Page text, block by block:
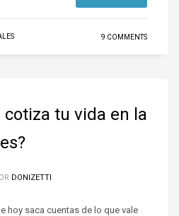
9 COMMENTS
cotiza tu vida en la
DONIZETTI
hoy saca cuentas de lo que vale